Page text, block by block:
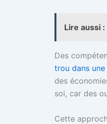
Lire aussi :
Des
trou dans
des
soi, car des
Cette